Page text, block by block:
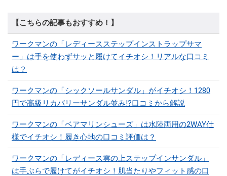
【こちらの記事もおすすめ！】
ワークマンの「レディースステップインストラップサマ
ー」は手を使わずサッと履けてイチオシ！リアルな口コミ
は？
ワークマンの「シックソールサンダル」がイチオシ！1280
円で高級リカバリーサンダル並み!?口コミから解説
ワークマンの「ベアマリンシューズ」は水陸両用の2WAY仕
様でイチオシ！履き心地の口コミ評価は？
ワークマンの「レディース雲の上ステップインサンダル」
は手ぶらで履けてがイチオシ！肌当たりやフィット感の口